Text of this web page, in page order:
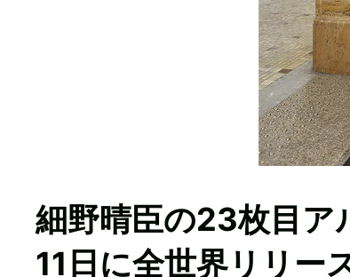
細野晴臣の23枚目
11日に全世界リリー